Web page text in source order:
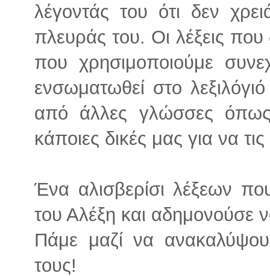
λέγοντάς του ότι δεν
πλευράς του. Οι λέξεις που
που χρησιμοποιούμε
ενσωματωθεί στο
από άλλες γλώσσες
κάποιες δικές μας για να
Ένα αλισβερίσι λέξεων
του Αλέξη και αδημονούσε
Πάμε μαζί να
τους!